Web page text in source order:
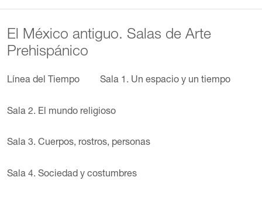
El México antiguo. Salas de Arte
Prehispánico
Línea del Tiempo Sala 1. Un espacio y un tiempo
Sala 2. El mundo religioso
Sala 3. Cuerpos, rostros, personas
Sala 4. Sociedad y costumbres